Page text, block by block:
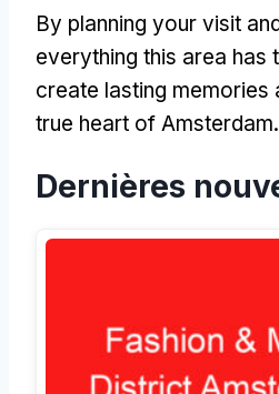
By planning your visit
everything this area has
create lasting memories
true heart of Amsterdam.
Dernières